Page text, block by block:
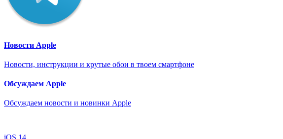
Новости Apple
Новости, инструкции и крутые обои в твоем смартфоне
Обсуждаем Apple
Обсуждаем новости и новинки Apple